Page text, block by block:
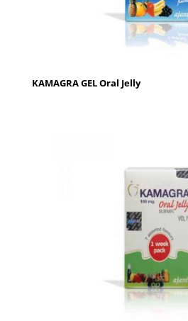
KAMAGRA GEL Oral Jelly